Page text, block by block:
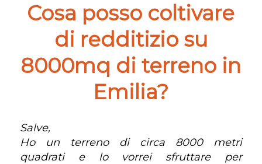
Cosa posso coltivare
di redditizio su
8000mq di terreno in
Emilia?
Salve,
Ho un terreno di circa 8000 metri
quadrati e lo vorrei sfruttare per